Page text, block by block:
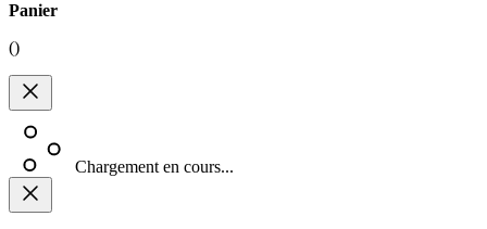
Panier
()
Chargement en cours...